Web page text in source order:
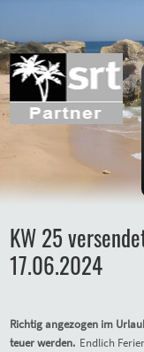
KW 25
17.06.2024
Richtig angezogen im
teuer werden. Endlich